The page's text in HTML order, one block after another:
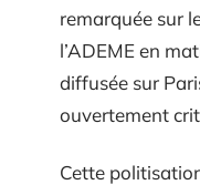
remarquée sur
l’ADEME en
diffusée sur
ouvertement
Cette